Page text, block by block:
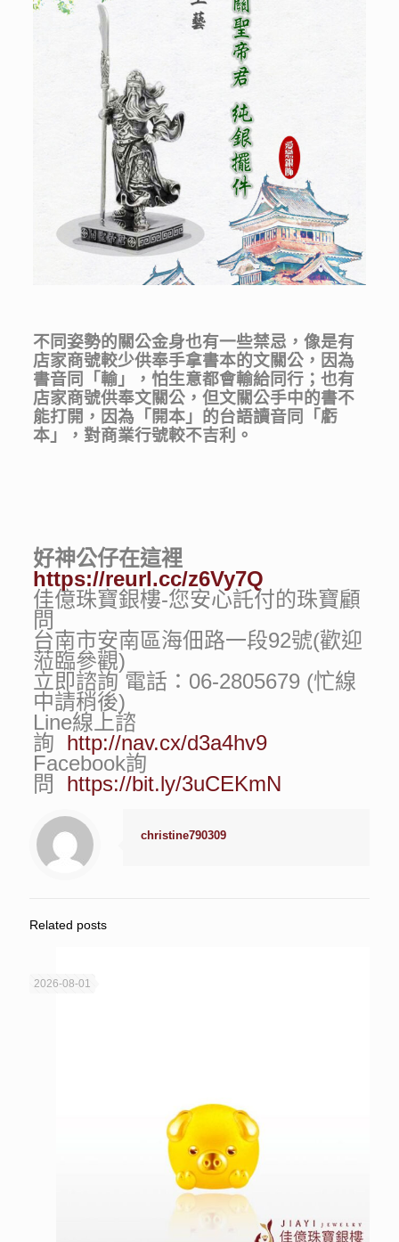
不同姿勢的關公金身也有一些禁忌，像是有
店家商號較少供奉手拿書本的文關公，因為
書音同「輸」，怕生意都會輸給同行；也有
店家商號供奉文關公，但文關公手中的書不
能打開，因為「開本」的台語讀音同「虧
本」，對商業行號較不吉利。
好神公仔在這裡
https://reurl.cc/z6Vy7Q
佳億珠寶銀樓-您安心託付的珠寶顧
問
台南市安南區海佃路一段92號(歡迎
蒞臨參觀)
立即諮詢 電話：06-2805679 (忙線
中請稍後)
Line線上諮
詢 http://nav.cx/d3a4hv9
Facebook詢
問 https://bit.ly/3uCEKmN
christine790309
Related posts
2026-08-01